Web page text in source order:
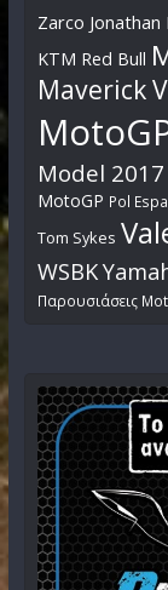
Zarco Jonathan
KTM Red Bull
Maverick
Model 2017
MotoGP Pol
Tom Sykes
WSBK
Παρουσιάσεις